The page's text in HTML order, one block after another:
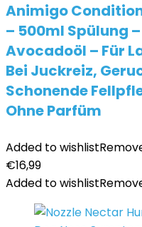
Animigo
– 500ml Spülung
Avocadoöl – Für
Bei Juckreiz,
Schonende
Ohne Parfüm
Added to wishlist
€16,99
Added to wishlist